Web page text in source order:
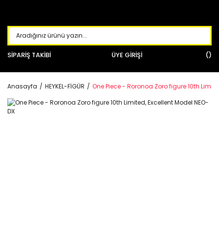
SİPARİŞ TAKİBİ ÜYE GİRİŞİ
Anasayfa HEYKEL-FİGÜR One Piece - Roronoa Zoro figure 10th